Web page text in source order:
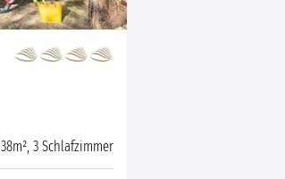
38m², 3 Schlafzimmer